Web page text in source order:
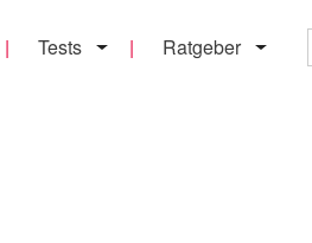
Tests Ratgeber